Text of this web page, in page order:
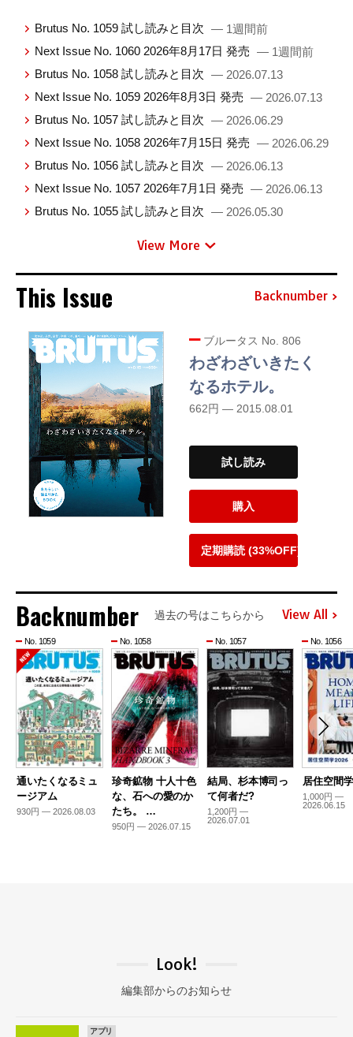
Brutus No. 1059 試し読みと目次 — 1週間前
Next Issue No. 1060 2026年8月17日 発売 — 1週間前
Brutus No. 1058 試し読みと目次 — 2026.07.13
Next Issue No. 1059 2026年8月3日 発売 — 2026.07.13
Brutus No. 1057 試し読みと目次 — 2026.06.29
Next Issue No. 1058 2026年7月15日 発売 — 2026.06.29
Brutus No. 1056 試し読みと目次 — 2026.06.13
Next Issue No. 1057 2026年7月1日 発売 — 2026.06.13
Brutus No. 1055 試し読みと目次 — 2026.05.30
View More
This Issue Backnumber
ブルータス No. 806
わざわざいきたく
なるホテル。
662円 — 2015.08.01
試し読み
購入
定期購読 (33%OFF)
Backnumber 過去の号はこちらから View All
No. 1059
通いたくなるミュ
ージアム
930円 — 2026.08.03
No. 1058
珍奇鉱物 十人十色
な、石への愛のか
たち。 …
950円 — 2026.07.15
No. 1057
結局、杉本博司っ
て何者だ?
1,200円 —
2026.07.01
No. 1056
居住空間
1,000円 —
2026.06.15
Look!
編集部からのお知らせ
アプリ